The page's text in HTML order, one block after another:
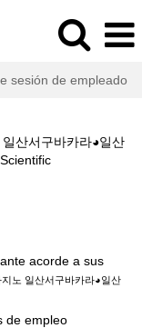
sesión de empleado
산서구바카라◕일산
(página
acorde a sus
노 일산서구바카라◕일산
de empleo